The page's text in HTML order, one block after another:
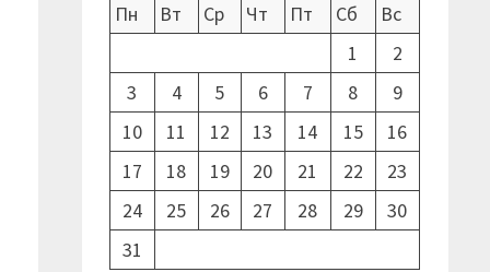
Пн
Вт Ср Чт Пт Сб
Вс
1
2
3
4 5 6 7 8
9
10
11 12 13 14 15
16
17
18 19 20 21 22
23
24
25 26 27 28 29
30
31